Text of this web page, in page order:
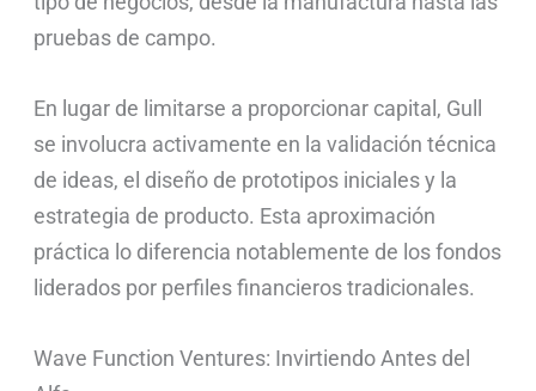
pruebas de campo.
En lugar de limitarse a proporcionar capital, Gull
se involucra activamente en la validación técnica
de ideas, el diseño de prototipos iniciales y la
estrategia de producto. Esta aproximación
práctica lo diferencia notablemente de los fondos
liderados por perfiles financieros tradicionales.
Wave Function Ventures: Invirtiendo Antes del